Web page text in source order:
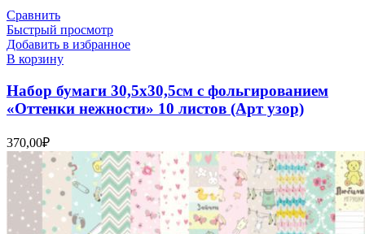
Сравнить
Быстрый просмотр
Добавить в избранное
В корзину
Набор бумаги 30,5х30,5см с фольгированием
«Оттенки нежности» 10 листов (Арт узор)
370,00₽